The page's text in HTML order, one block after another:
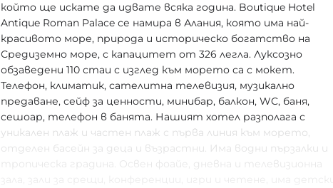
който ще искате да идвате всяка година. Boutique Hotel
Antique Roman Palace се намира в Алания, която има най-
красивото море, природа и историческо богатство на
Средиземно море, с капацитет от 326 легла. Луксозно
обзаведени 110 стаи с изглед към морето са с мокет.
Телефон, климатик, сателитна телевизия, музикално
предаване, сейф за ценности, минибар, балкон, WC, баня,
сешоар, телефон в банята. Нашият хотел разполага с
уникален плаж и частен плаж с първа линия към морето,
отделен басейн за деца и възрастни. Има водни пързалки и
тропическа градина. Освен фоайе, дневна и телевизионна